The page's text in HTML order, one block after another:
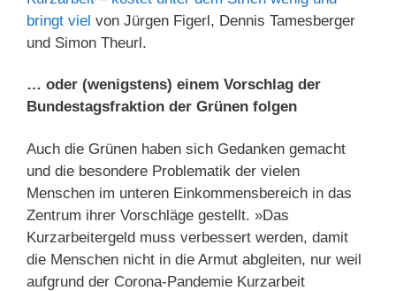
bringt viel von Jürgen Figerl, Dennis Tamesberger
und Simon Theurl.
… oder (wenigstens) einem Vorschlag der
Bundestagsfraktion der Grünen folgen
Auch die Grünen haben sich Gedanken gemacht
und die besondere Problematik der vielen
Menschen im unteren Einkommensbereich in das
Zentrum ihrer Vorschläge gestellt. »Das
Kurzarbeitergeld muss verbessert werden, damit
die Menschen nicht in die Armut abgleiten, nur weil
aufgrund der Corona-Pandemie Kurzarbeit